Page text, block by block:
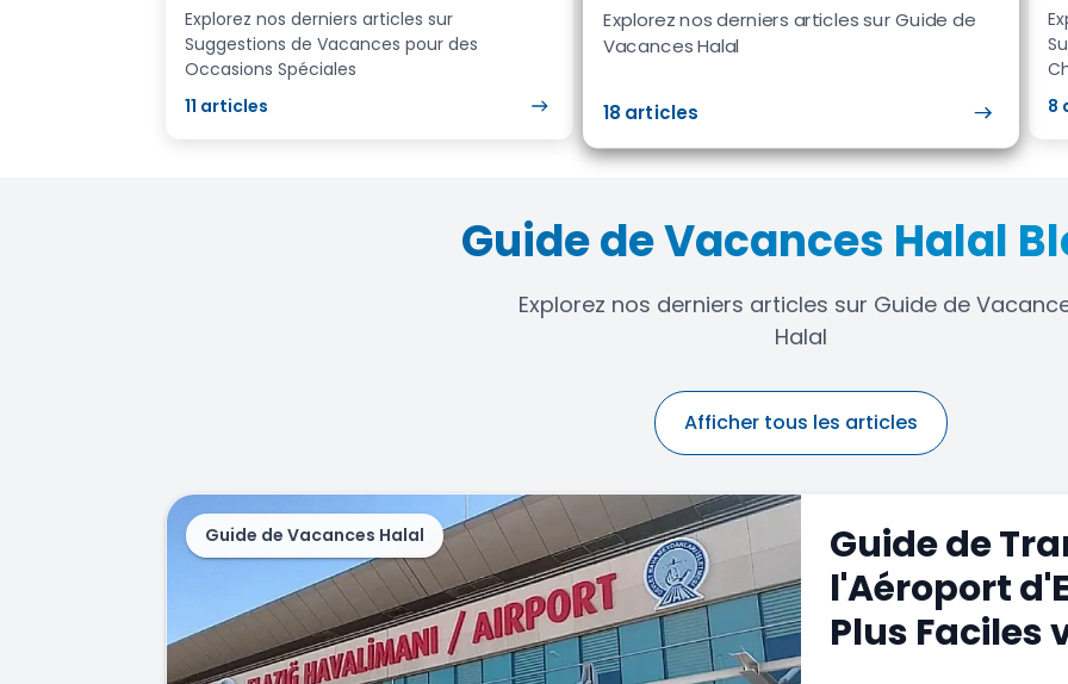
Explorez nos derniers articles sur
Suggestions de Vacances pour des
Occasions Spéciales
11 articles
Explorez nos derniers articles sur Guide de
Vacances Halal
18 articles
8
Guide de Vacances Halal
Explorez nos derniers articles sur Guide de
Halal
Afficher tous les articles
Guide de Vacances Halal
Guide de
l'Aéroport
Plus Faciles